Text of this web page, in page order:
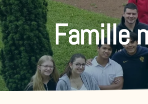
Famille